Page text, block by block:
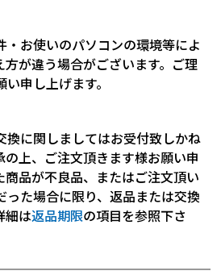
・お使いのパソコンの環境等によ
方が違う場合がございます。ご理
申し上げます。
換に関しましてはお受付致しかね
の上、ご注文頂きます様お願い申
商品が不良品、またはご注文頂い
った場合に限り、返品または交換
細は返品期限の項目を参照下さ